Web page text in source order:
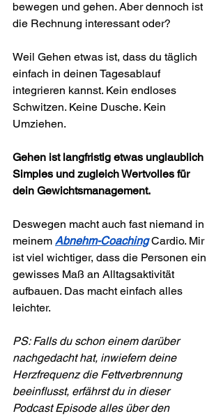
bewegen und gehen. Aber dennoch ist
die Rechnung interessant oder?
Weil Gehen etwas ist, dass du täglich
einfach in deinen Tagesablauf
integrieren kannst. Kein endloses
Schwitzen. Keine Dusche. Kein
Umziehen.
Gehen ist langfristig etwas unglaublich
Simples und zugleich Wertvolles für
dein Gewichtsmanagement.
Deswegen macht auch fast niemand in
meinem Abnehm-Coaching Cardio. Mir
ist viel wichtiger, dass die Personen ein
gewisses Maß an Alltagsaktivität
aufbauen. Das macht einfach alles
leichter.
PS: Falls du schon einem darüber
nachgedacht hat, inwiefern deine
Herzfrequenz die Fettverbrennung
beeinflusst, erfährst du in dieser
Podcast Episode alles über den